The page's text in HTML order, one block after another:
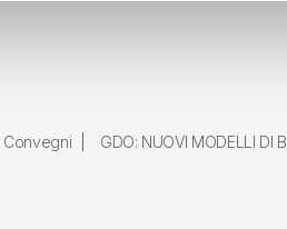
Convegni GDO: NUOVI MODELLI DI